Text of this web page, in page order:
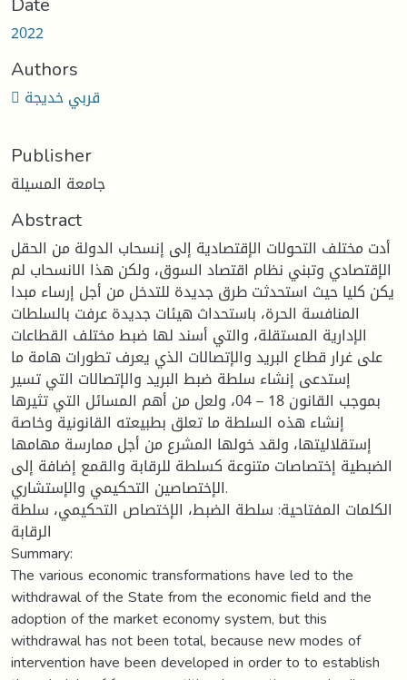
2022
Authors
 قربي خديجة
Publisher
جامعة المسيلة
Abstract
أدت مختلف التحولات الإقتصادية إلى إنسحاب الدولة من الحقل
الإقتصادي وتبني نظام اقتصاد السوق، ولكن هذا الانسحاب لم
يكن كليا حيث استحدثت طرق جديدة للتدخل من أجل إرساء مبدا
المنافسة الحرة، باستحداث هيئات جديدة عرفت بالسلطات
الإدارية المستقلة، والتي أسند لها ضبط مختلف القطاعات
على غرار قطاع البريد والإتصالات الذي يعرف تطورات هامة ما
إستدعى إنشاء سلطة ضبط البريد والإتصالات التي تسير
بموجب القانون 18 – 04، ولعل من أهم المسائل التي تثيرها
إنشاء هذه السلطة ما تعلق بطبيعته القانونية وخاصة
إستقلاليتها، ولقد خولها المشرع من أجل ممارسة مهامها
الضبطية إختصاصات متنوعة كسلطة للرقابة والقمع إضافة إلى
الإختصاصين التحكيمي والإستشاري.
الكلمات المفتاحية: سلطة الضبط، الإختصاص التحكيمي، سلطة
الرقابة
Summary:
The various economic transformations have led to the
withdrawal of the State from the economic field and the
adoption of the market economy system, but this
withdrawal has not been total, because new modes of
intervention have been developed in order to to establish